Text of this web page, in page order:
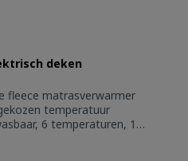
deken
fleece matrasverwarmer
temperatuur
6 temperaturen, 1
bandjesbeveiliging:
auto-off